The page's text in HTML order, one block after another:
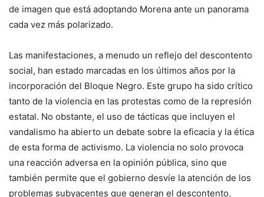
de imagen que está adoptando Morena ante un panorama
cada vez más polarizado.
Las manifestaciones, a menudo un reflejo del descontento
social, han estado marcadas en los últimos años por la
incorporación del Bloque Negro. Este grupo ha sido crítico
tanto de la violencia en las protestas como de la represión
estatal. No obstante, el uso de tácticas que incluyen el
vandalismo ha abierto un debate sobre la eficacia y la ética
de esta forma de activismo. La violencia no solo provoca
una reacción adversa en la opinión pública, sino que
también permite que el gobierno desvíe la atención de los
problemas subyacentes que generan el descontento,